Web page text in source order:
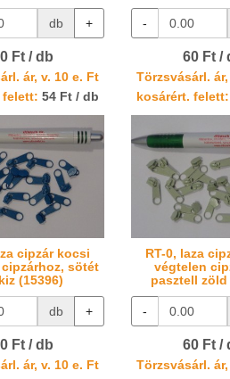
db +
Ft / db
ár, v. 10 e. Ft
felett: 54 Ft / db
-
60 Ft /
Törzsvásárl.
kosárért. felett:
cipzár kocsi
sötét
(15396)
db +
Ft / db
ár, v. 10 e. Ft
RT-0, laza
végtelen
pasztell zöld
-
60 Ft /
Törzsvásárl.